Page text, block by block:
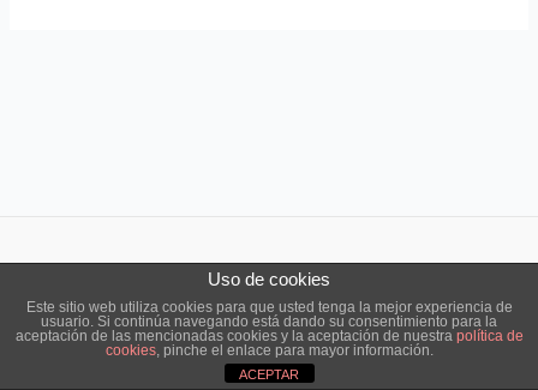
Uso de cookies
Este sitio web utiliza cookies para que usted tenga la mejor experiencia de
usuario. Si continúa navegando está dando su consentimiento para la
aceptación de las mencionadas cookies y la aceptación de nuestra política de
cookies, pinche el enlace para mayor información.
ACEPTAR